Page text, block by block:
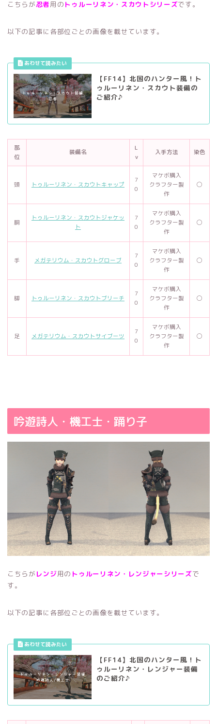
こちらが忍者用の トゥルーリネン・スカウトシリーズです。
以下の記事に各部位ごとの画像を載せています。
【FF14】北国のハンター風！ト
ゥルーリネン・スカウト装備の
ご紹介♪
部
位
装備名
L
v
入手方法 染色
頭 トゥルーリネン・スカウトキャップ
7
0
マケボ購入
クラフター製
作
◯
胴
トゥルーリネン・スカウトジャケッ
ト
7
0
マケボ購入
クラフター製
作
◯
手 メガテリウム・スカウトグローブ
7
0
マケボ購入
クラフター製
作
◯
脚 トゥルーリネン・スカウトブリーチ
7
0
マケボ購入
クラフター製
作
◯
足 メガテリウム・スカウトサイブーツ
7
0
マケボ購入
クラフター製
作
◯
吟遊詩人・機工士・踊り子
こちらが レンジ用の トゥルーリネン・レンジャーシリーズで
す。
以下の記事に各部位ごとの画像を載せています。
【FF14】北国のハンター風！ト
ゥルーリネン・レンジャー装備
のご紹介♪